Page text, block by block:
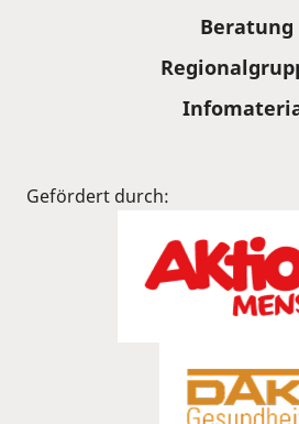
Beratung
Gefördert durch: